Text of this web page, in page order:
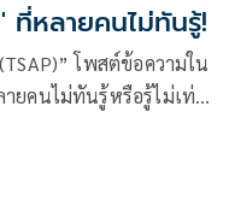
ที่หลายคนไม่ทันรู้!
โพสต์ข้อความใน
ยคนไม่ทันรู้หรือรู้ไม่เท่า